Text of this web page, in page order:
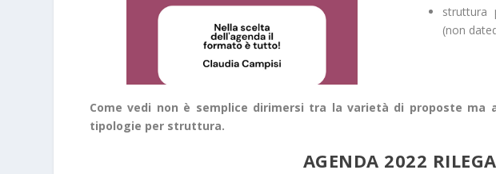
struttura
(non
Come vedi non è semplice dirimersi tra la varietà di proposte ma
tipologie per struttura.
AGENDA 2022